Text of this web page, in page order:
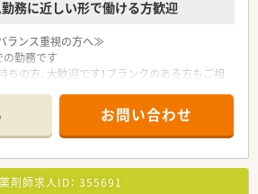
務に近しい形で働ける方歓迎
ランス重視の方へ≫
勤務です
の方、大歓迎です！ブランクのある方もご相
立しやすい環境があり、定着率の高い職場で
流れ≫
数は少なく、落ち着いて業務が出来る環境で
お問い合わせ
薬剤師求人ID： 355691